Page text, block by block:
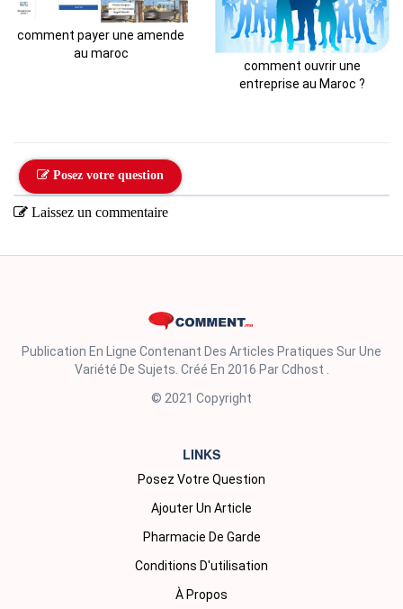
comment payer une amende
au maroc
comment ouvrir une
entreprise au Maroc ?
Posez votre question
Laissez un commentaire
Publication En Ligne Contenant Des Articles Pratiques Sur Une
Variété De Sujets. Créé En 2016 Par Cdhost .
© 2021 Copyright
LINKS
Posez Votre Question
Ajouter Un Article
Pharmacie De Garde
Conditions D'utilisation
À Propos